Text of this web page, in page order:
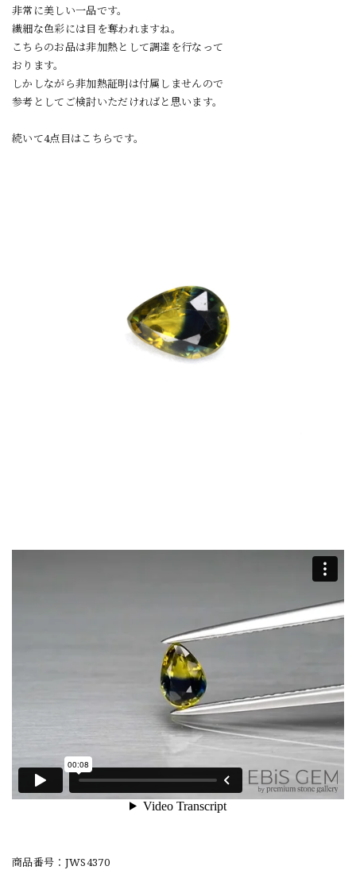
非常に美しい一品です。
繊細な色彩には目を奪われますね。
こちらのお品は非加熱として調達を行なって
おります。
しかしながら非加熱証明は付属しませんので
参考としてご検討いただければと思います。
続いて4点目はこちらです。
商品番号：JWS4370